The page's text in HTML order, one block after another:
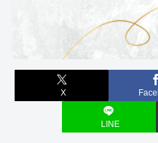
X
LINE